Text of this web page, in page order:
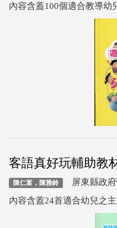
內容含蓋100個適合教導幼
客語真好玩輔助教
陳仁富，陳雅鈴 屏東縣政府
內容含蓋24首適合幼兒之